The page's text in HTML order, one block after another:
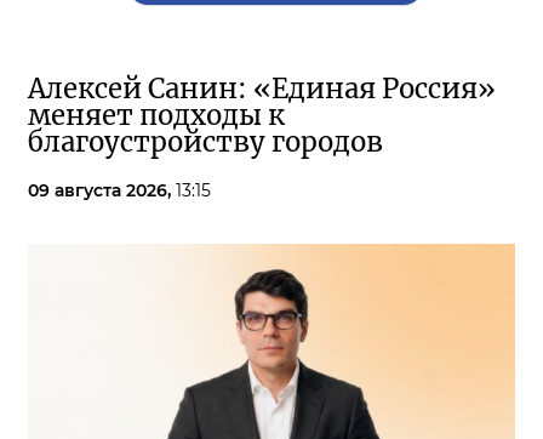
Алексей Санин: «Единая Россия»
меняет подходы к
благоустройству городов
09 августа 2026, 13:15